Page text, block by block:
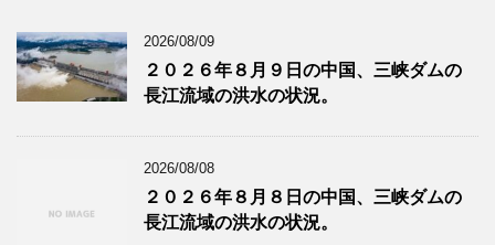
2026/08/09
２０２６年８月９日の中国、三峡ダムの
長江流域の洪水の状況。
2026/08/08
２０２６年８月８日の中国、三峡ダムの
長江流域の洪水の状況。